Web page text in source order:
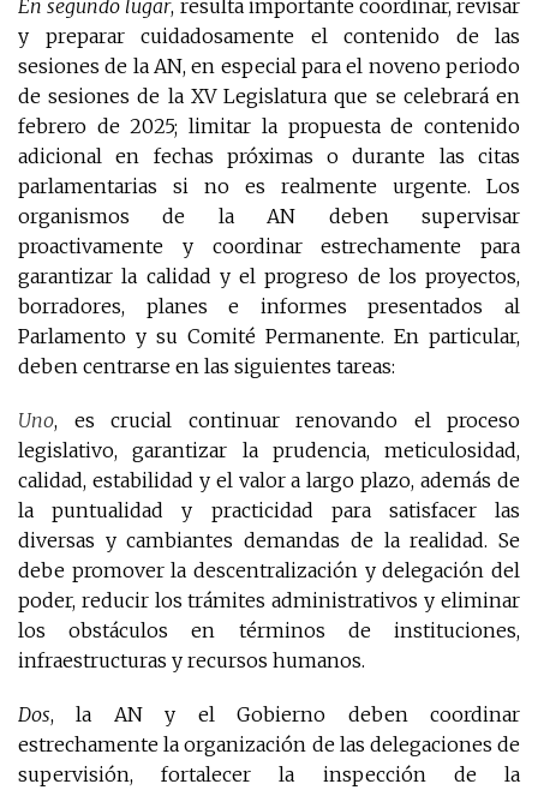
En segundo lugar, resulta importante coordinar, revisar
y preparar cuidadosamente el contenido de las
sesiones de la AN, en especial para el noveno periodo
de sesiones de la XV Legislatura que se celebrará en
febrero de 2025; limitar la propuesta de contenido
adicional en fechas próximas o durante las citas
parlamentarias si no es realmente urgente. Los
organismos de la AN deben supervisar
proactivamente y coordinar estrechamente para
garantizar la calidad y el progreso de los proyectos,
borradores, planes e informes presentados al
Parlamento y su Comité Permanente. En particular,
deben centrarse en las siguientes tareas:
Uno, es crucial continuar renovando el proceso
legislativo, garantizar la prudencia, meticulosidad,
calidad, estabilidad y el valor a largo plazo, además de
la puntualidad y practicidad para satisfacer las
diversas y cambiantes demandas de la realidad. Se
debe promover la descentralización y delegación del
poder, reducir los trámites administrativos y eliminar
los obstáculos en términos de instituciones,
infraestructuras y recursos humanos.
Dos, la AN y el Gobierno deben coordinar
estrechamente la organización de las delegaciones de
supervisión, fortalecer la inspección de la